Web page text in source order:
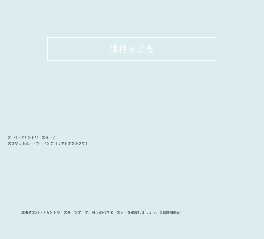
01. バックカントリースキー /
スプリットボードツーリング（リフトアクセスなし）
北海道のバックカントリースキーツアーで、極上のパウダースノーを満喫しましょう。※経験者限定
価格を見る